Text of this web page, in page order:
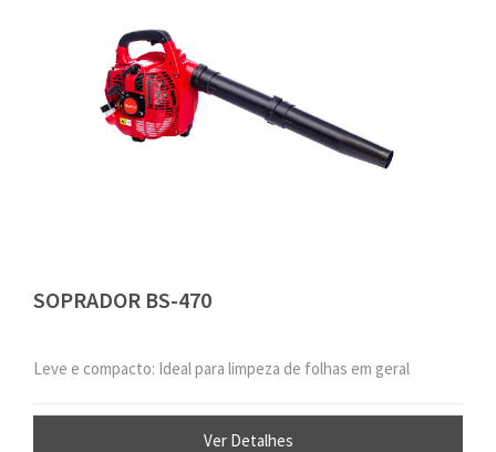
SOPRADOR BS-470
Leve e compacto: Ideal para limpeza de folhas em geral
Ver Detalhes